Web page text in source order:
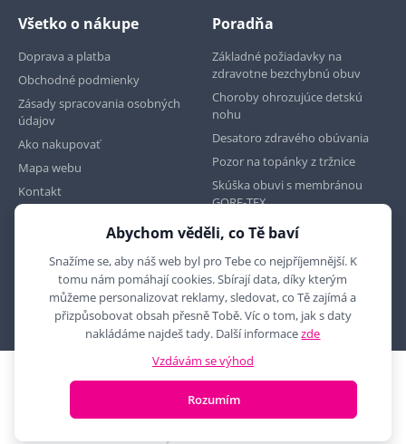
Všetko o nákupe
Doprava a platba
Obchodné podmienky
Zásady spracovania osobných
údajov
Ako nakupovať
Mapa webu
Kontakt
Poradňa
Základné požiadavky na
zdravotne bezchybnú obuv
Choroby ohrozujúce detskú
nohu
Desatoro zdravého obúvania
Pozor na topánky z tržnice
Skúška obuvi s membránou
GORE-TEX
2010 - 2026 © MYRON MAXX, s.r.o., všechna práva vyhrazena
E-shop vytvořila
Abychom věděli, co Tě baví
Snažíme se, aby náš web byl pro Tebe co nejpříjemnější. K
tomu nám pomáhají cookies. Sbírají data, díky kterým
můžeme personalizovat reklamy, sledovat, co Tě zajímá a
přizpůsobovat obsah přesně Tobě. Víc o tom, jak s daty
nakládáme najdeš tady. Další informacezde
Vzdávám se výhod
Rozumím